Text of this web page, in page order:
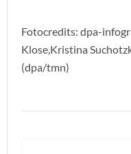
Fotocredits: dpa-
Klose,Kristina
(dpa/tmn)